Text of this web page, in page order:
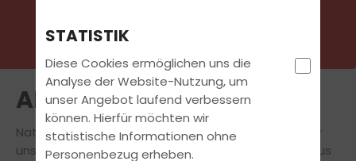
AKTUELLES
Natürlich stehtDeineFührerscheinausbildung
für
uns immer an erster Stelle. Doch auch darüber hinaus
STATISTIK
Diese Cookies ermöglichen uns die
Analyse der Website-Nutzung, um
unser Angebot laufend verbessern
können. Hierfür möchten wir
statistische Informationen ohne
Personenbezug erheben.